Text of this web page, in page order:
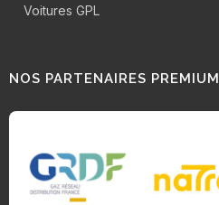
Voitures GPL
NOS PARTENAIRES PREMIUM